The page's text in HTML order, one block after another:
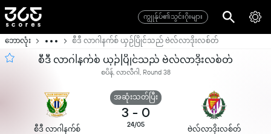
ကျွုန်ုပ်၏သွင်းဂိုးများ
ဘောလုံး စီဒီ လာဂါနက်စ် ယှဉ်ပြိုင်သည် ဗဲလ်လာဒိုးလစ်တ်
စီဒီ လာဂါနက်စ် ယှဉ်ပြိုင်သည် ဗဲလ်လာဒိုးလစ်တ်
စပိန်, လာလီဂါ, Round 38
စီဒီ လာဂါနက်စ်
အဆုံးသတ်ပြီး
3 - 0
24/05
ဗဲလ်လာဒိုးလစ်တ်